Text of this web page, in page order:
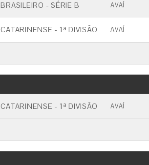
- SÉRIE B AVAÍ
- 1ª DIVISÃO AVAÍ
- 1ª DIVISÃO AVAÍ